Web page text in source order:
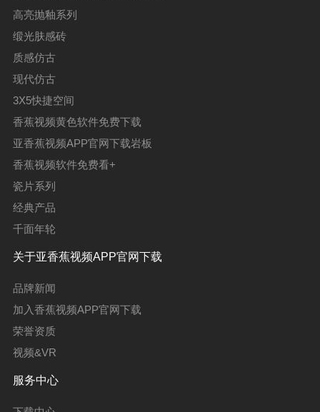
高亮抛釉系列
缎光肤感砖
质感仿古
现代仿古
3X5快捷空间
香蕉视频黄色软件免费下载
亚香蕉视频APP官网下载岩板
香蕉视频软件免费看+
瓷片系列
经典产品
千面年轮
关于亚香蕉视频APP官网下载
品牌新闻
加入香蕉视频APP官网下载
荣誉资质
视频&VR
服务中心